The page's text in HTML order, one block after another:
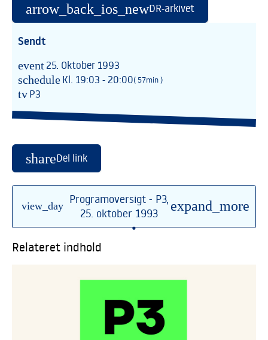
arrow_back_ios_newDR-arkivet
Sendt
event25. Oktober 1993
scheduleKl. 19:03 - 20:00( 57min )
tvP3
shareDel link
view_day Programoversigt - P3,
25. oktober 1993
expand_more
•
Relateret indhold